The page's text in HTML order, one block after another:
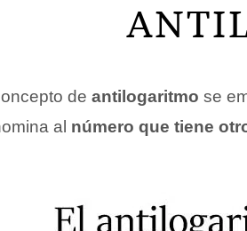
de antilogaritmo se
al número que tiene